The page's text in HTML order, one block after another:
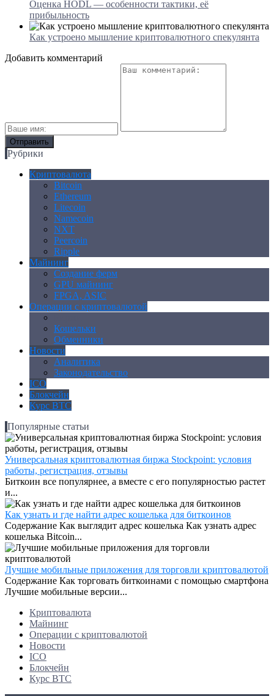
Оценка HODL — особенности тактики, её
прибыльность
Как устроено мышление криптовалютного спекулянта
Добавить комментарий
Рубрики
Криптовалюта
Bitcoin
Ethereum
Litecoin
Namecoin
NXT
Peercoin
Ripple
Майнинг
Создание ферм
GPU майнинг
FPGA, ASIC
Операции с криптовалютой
Кошельки
Обменники
Новости
Аналитика
Законодательство
ICO
Блокчейн
Курс BTC
Популярные статьи
Универсальная криптовалютная биржа Stockpoint: условия
работы, регистрация, отзывы
Биткоин все популярнее, а вместе с его популярностью растет
и...
Как узнать и где найти адрес кошелька для биткоинов
Содержание Как выглядит адрес кошелька Как узнать адрес
кошелька Bitcoin...
Лучшие мобильные приложения для торговли криптовалютой
Содержание Как торговать биткоинами с помощью смартфона
Лучшие мобильные версии...
Криптовалюта
Майнинг
Операции с криптовалютой
Новости
ICO
Блокчейн
Курс BTC